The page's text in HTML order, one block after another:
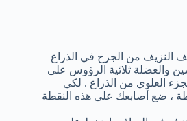
النزيف من الجرح في الذراع
والعضلة ثلاثية الرؤوس على
العلوي من الذراع . لكي
، ضع أصابعك على هذه النقطة